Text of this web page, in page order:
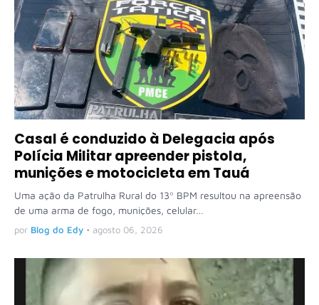
Casal é conduzido à Delegacia após
Polícia Militar apreender pistola,
munições e motocicleta em Tauá
Uma ação da Patrulha Rural do 13º BPM resultou na apreensão
de uma arma de fogo, munições, celular…
por Blog do Edy • agosto 06, 2026